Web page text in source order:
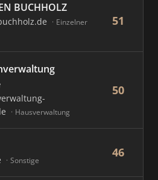
BUCHHOLZ
Einzelner
51
Hausverwaltung
50
Sonstige
46